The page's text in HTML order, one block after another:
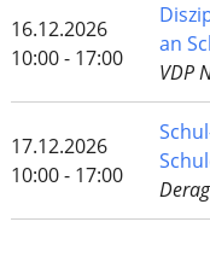
16.12.2026
10:00 - 17:00
an
VDP
17.12.2026
10:00 - 17:00